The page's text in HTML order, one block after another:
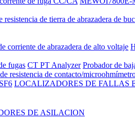
resistencia de tierra de abrazadera de
corriente de abrazadera de alto voltaje
fugas CT PT Analyzer Probador de
resistencia de contacto/
LOCALIZADORES DE FALLAS
DE ASILACION